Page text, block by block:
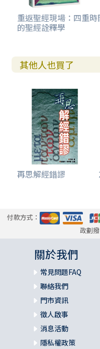
七、理論的混亂234
八、決定主義235
評估與方法論 235
舊約中「妥拉」的用法
法典與集成 248
潔淨和不潔淨253
祭禮系統 257
舊約和新約聖徒 263
第7章 敘事體 267
詮釋聖經的敘事 269
一、來源批判269
二、 形式批判 270
三、編輯批判 270
二、敘事觀點、意識型
三、敘事與故事時間 276
五、角色描寫與對話 278
六、故事背景 280
七、暗示的解釋 281
八、隱含的讀者283
九、結論 284
一、非歷史化的傾向285
二、將作者擱在一旁286
三、否定原意或指涉意義
重返聖經現場：四重時
的聖經詮釋學
其他人也買了
再思解經錯謬
付款方式：
政劃
關於我們
常見問題FAQ
聯絡我們
門市資訊
徵人啟事
消息活動
隱私權政策